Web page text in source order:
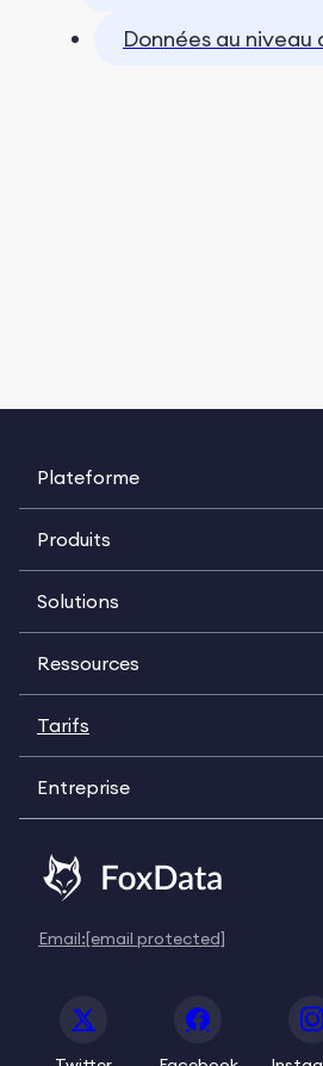
Données au
Plateforme
Produits
Solutions
Ressources
Tarifs
Entreprise
Email:[email protected]